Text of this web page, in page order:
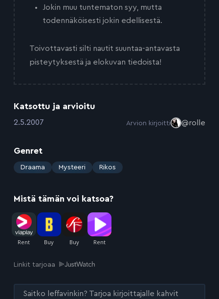
Jokin muu tuntematon syy, mutta
todennäköisesti jokin edellisestä.
Toivottavasti silti nautit suuntaa-antavasta
pisteytyksestä ja elokuvan tiedoista!
Katsottu ja arvioitu
:2.5.2007 Arvion kirjoitti @rolle
Genret
: Draama Mysteeri Rikos
Mistä tämän voi katsoa?
Linkit tarjoaa
Saitko leffavinkin? Tarjoa kirjoittajalle kahvit